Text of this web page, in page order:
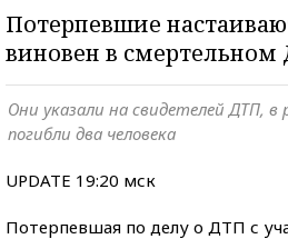
Потерпевшие
виновен в смертельном
Они указали на свидетелей ДТП,
погибли два человека
UPDATE 19:20 мск
Потерпевшая по делу о ДТП с